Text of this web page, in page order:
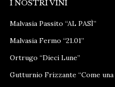
opens
in
window
opens
in
window
I NOSTRI VINI
Malvasia Passito “AL PASÌ”
Malvasia Fermo “21.01”
Ortrugo “Dieci Lune”
Gutturnio Frizzante “Come una